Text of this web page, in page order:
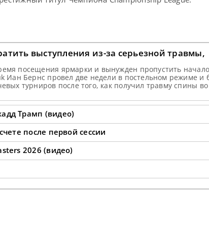
выступления из-за серьезной травмы,
посещения ярмарки и вынужден пропустить начало
Иан Бернс провел две недели в постельном режиме и
турниров после того, как получил травму спины
Трамп (видео)
после первой сессии
2026 (видео)